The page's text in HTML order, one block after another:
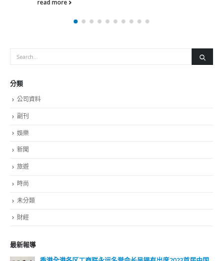
read more
分類
公司資料
副刊
娛樂
新聞
旅遊
時尚
未分類
財經
最新報導